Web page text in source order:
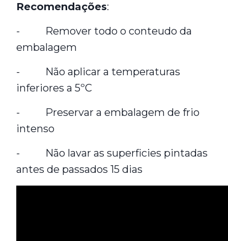
Recomendações:
- Remover todo o conteudo da
embalagem
- Não aplicar a temperaturas
inferiores a 5ºC
- Preservar a embalagem de frio
intenso
- Não lavar as superficies pintadas
antes de passados 15 dias